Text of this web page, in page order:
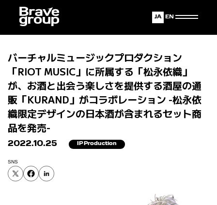
English
Japanese
バーチャルミュージックプロダクション
「RIOT MUSIC」に所属する「松永依織」
が、お酒と出会う楽しさを提供する酒屋の通
販「KURAND」がコラボレーション -松永依
織限定デザインの日本酒が含まれるセット商
品を発売-
2022.10.25 IP Production
SNS